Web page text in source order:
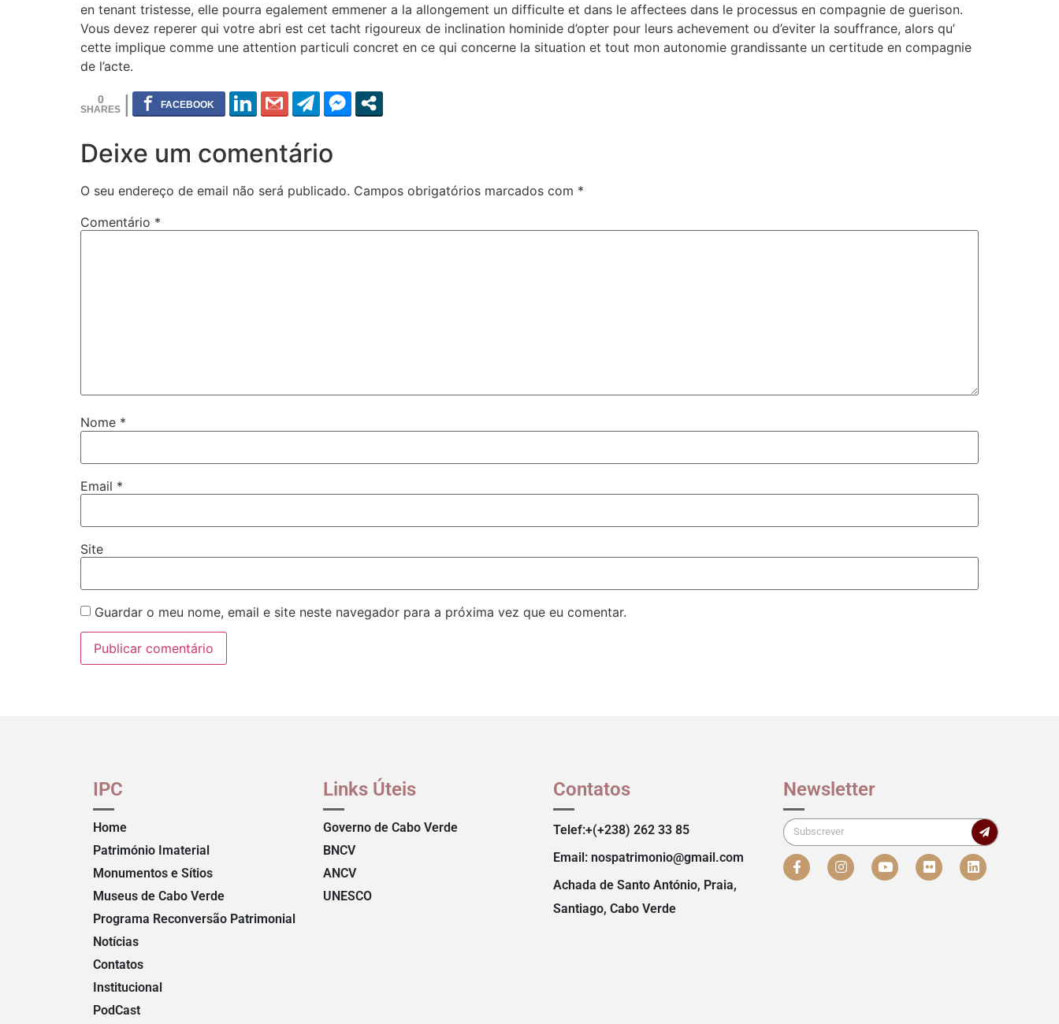
en tenant tristesse, elle pourra egalement emmener a la allongement un difficulte et dans le affectees dans le processus en compagnie de guerison.
Vous devez reperer qui votre abri est cet tacht rigoureux de inclination hominide d’opter pour leurs achevement ou d’eviter la souffrance, alors qu’
cette implique comme une attention particuli concret en ce qui concerne la situation et tout mon autonomie grandissante un certitude en compagnie
de l’acte.
0
Deixe um comentário
O seu endereço de email não será publicado. Campos obrigatórios marcados com *
Comentário *
Nome *
Email *
Site
Guardar o meu nome, email e site neste navegador para a próxima vez que eu comentar.
IPC
Home
Património Imaterial
Monumentos e Sítios
Museus de Cabo Verde
Programa Reconversão Patrimonial
Notícias
Contatos
Institucional
PodCast
Links Úteis
Governo de Cabo Verde
BNCV
ANCV
UNESCO
Contatos
Telef:+(+238) 262 33 85
Email: nospatrimonio@gmail.com
Achada de Santo António, Praia,
Santiago, Cabo Verde
Newsletter